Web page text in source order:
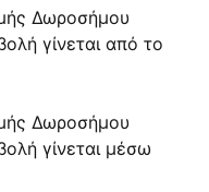
Δωροσήμου
γίνεται από το
Δωροσήμου
γίνεται μέσω